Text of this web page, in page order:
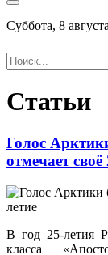
Суббота, 8
Статьи
Голос
отмечает своё
В год 25-летия
класса